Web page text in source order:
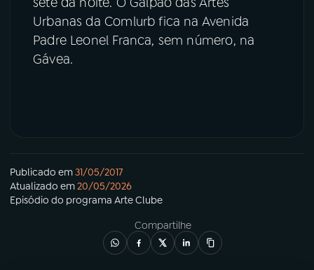
Urbanas da Comlurb fica na Avenida
Padre Leonel Franca, sem número, na
Gávea.
Publicado em31/05/2017
Atualizado em20/05/2026
Episódio do programa Arte Clube
Compartilhe